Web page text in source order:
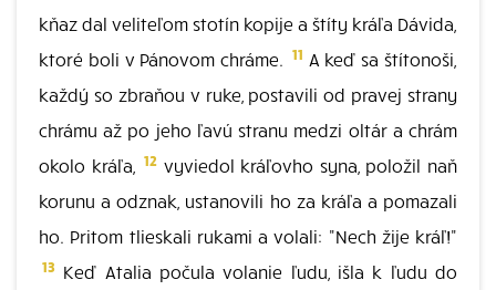
kňaz dal veliteľom stotín kopije a štíty kráľa Dávida,
ktoré boli v Pánovom chráme. 11 A keď sa štítonoši,
každý so zbraňou v ruke, postavili od pravej strany
chrámu až po jeho ľavú stranu medzi oltár a chrám
okolo kráľa,
12 vyviedol kráľovho syna, položil naň
korunu a odznak, ustanovili ho za kráľa a pomazali
ho. Pritom tlieskali rukami a volali: "Nech žije kráľ!"
13 Keď Atalia počula volanie ľudu, išla k ľudu do